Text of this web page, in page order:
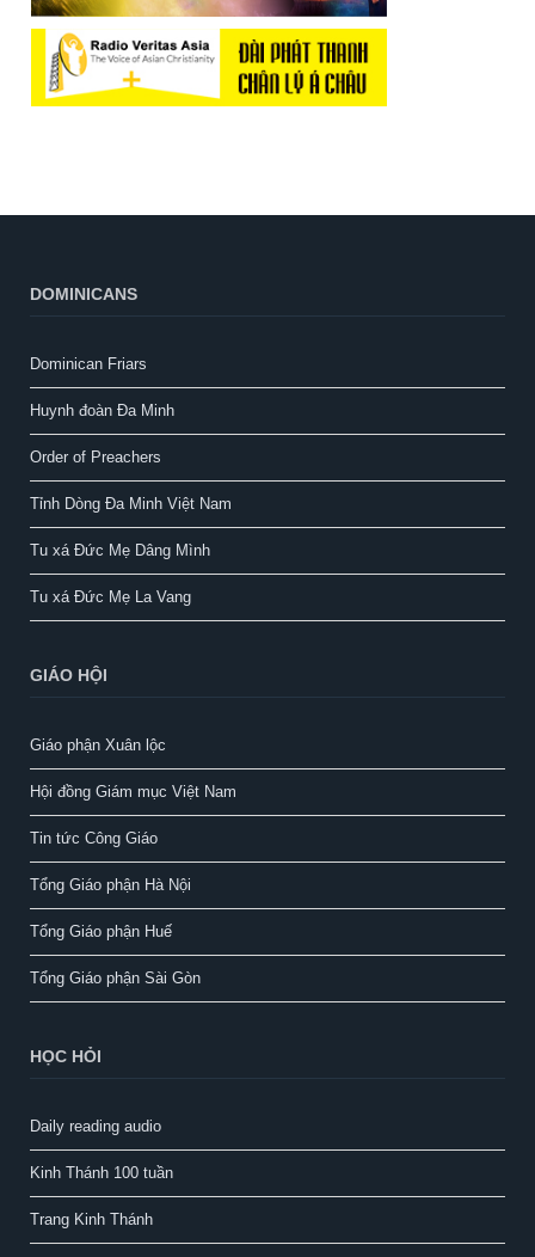
DOMINICANS
Dominican Friars
Huynh đoàn Đa Minh
Order of Preachers
Tỉnh Dòng Đa Minh Việt Nam
Tu xá Đức Mẹ Dâng Mình
Tu xá Đức Mẹ La Vang
GIÁO HỘI
Giáo phận Xuân lộc
Hội đồng Giám mục Việt Nam
Tin tức Công Giáo
Tổng Giáo phận Hà Nội
Tổng Giáo phận Huế
Tổng Giáo phận Sài Gòn
HỌC HỎI
Daily reading audio
Kinh Thánh 100 tuần
Trang Kinh Thánh